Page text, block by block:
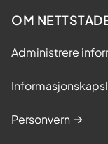
OM
Administrere
Personvern